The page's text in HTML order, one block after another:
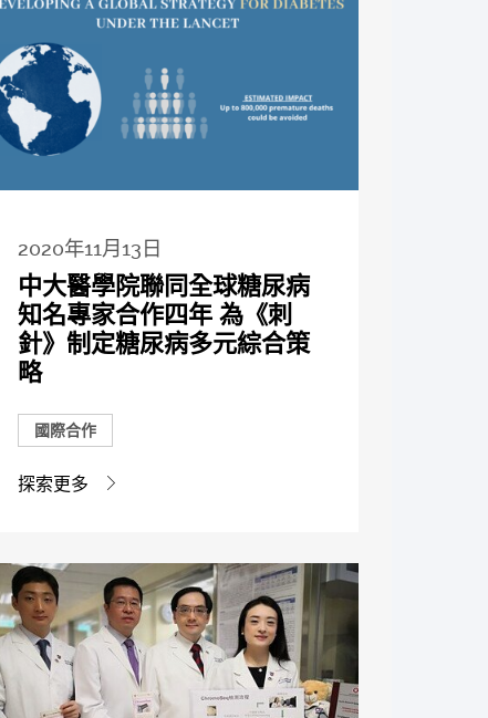
2020年11月13日
中大醫學院聯同全球糖尿病
知名專家合作四年 為《刺
針》制定糖尿病多元綜合策
略
國際合作
探索更多